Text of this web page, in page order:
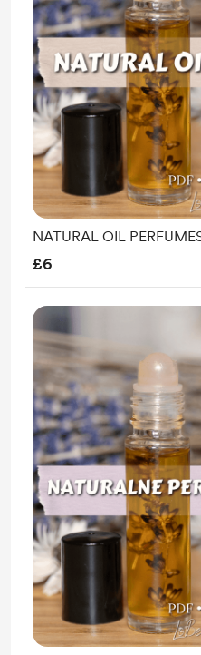
NATURAL OIL
£6